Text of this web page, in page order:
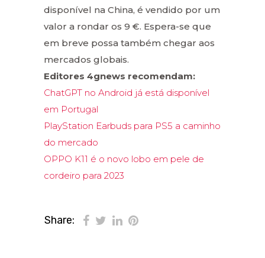
disponível na China, é vendido por um
valor a rondar os 9 €. Espera-se que
em breve possa também chegar aos
mercados globais.
Editores 4gnews recomendam:
ChatGPT no Android já está disponível
em Portugal
PlayStation Earbuds para PS5 a caminho
do mercado
OPPO K11 é o novo lobo em pele de
cordeiro para 2023
Share: